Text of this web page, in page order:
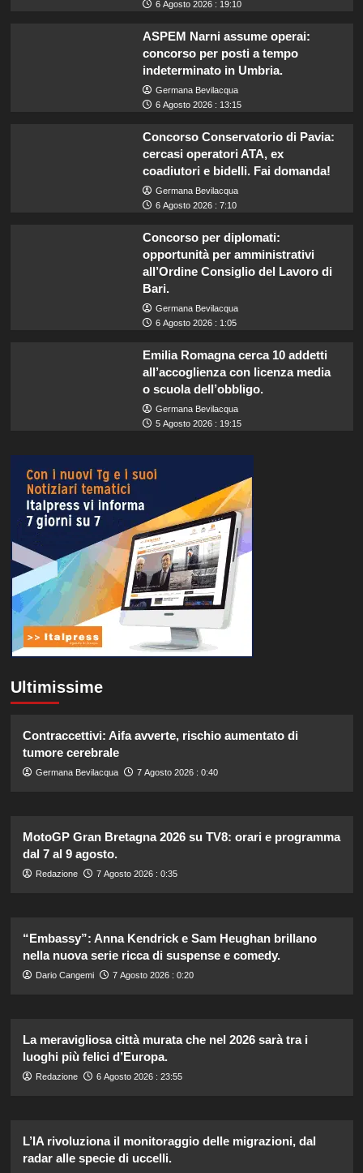
6 Agosto 2026 : 19:10
ASPEM Narni assume operai:
concorso per posti a tempo
indeterminato in Umbria.
Germana Bevilacqua
6 Agosto 2026 : 13:15
Concorso Conservatorio di Pavia:
cercasi operatori ATA, ex
coadiutori e bidelli. Fai domanda!
Germana Bevilacqua
6 Agosto 2026 : 7:10
Concorso per diplomati:
opportunità per amministrativi
all’Ordine Consiglio del Lavoro di
Bari.
Germana Bevilacqua
6 Agosto 2026 : 1:05
Emilia Romagna cerca 10 addetti
all’accoglienza con licenza media
o scuola dell’obbligo.
Germana Bevilacqua
5 Agosto 2026 : 19:15
Ultimissime
Contraccettivi: Aifa avverte, rischio aumentato di
tumore cerebrale
Germana Bevilacqua 7 Agosto 2026 : 0:40
MotoGP Gran Bretagna 2026 su TV8: orari e programma
dal 7 al 9 agosto.
Redazione 7 Agosto 2026 : 0:35
“Embassy”: Anna Kendrick e Sam Heughan brillano
nella nuova serie ricca di suspense e comedy.
Dario Cangemi 7 Agosto 2026 : 0:20
La meravigliosa città murata che nel 2026 sarà tra i
luoghi più felici d’Europa.
Redazione 6 Agosto 2026 : 23:55
L’IA rivoluziona il monitoraggio delle migrazioni, dal
radar alle specie di uccelli.